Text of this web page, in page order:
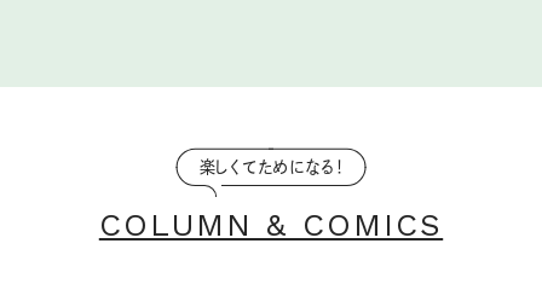
楽しくてためになる！
COLUMN & COMICS